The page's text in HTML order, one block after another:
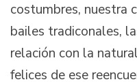
costumbres, nuestra
bailes tradiconales,
relación con la
felices de ese